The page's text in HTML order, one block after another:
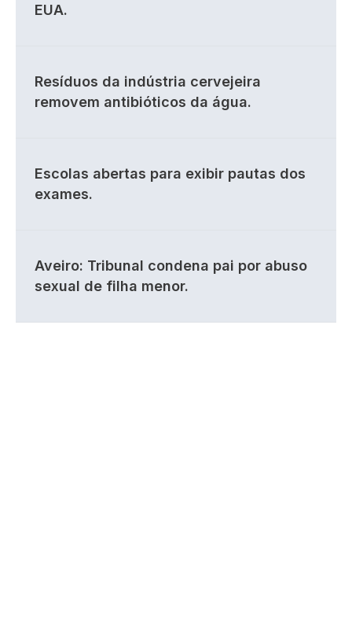
EUA.
Resíduos da indústria cervejeira
removem antibióticos da água.
Escolas abertas para exibir pautas dos
exames.
Aveiro: Tribunal condena pai por abuso
sexual de filha menor.